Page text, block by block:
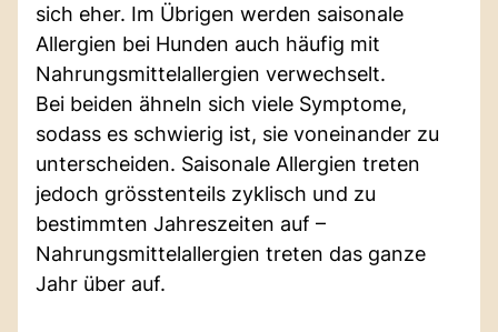
sich eher. Im Übrigen werden saisonale
Allergien bei Hunden auch häufig mit
Nahrungsmittelallergien verwechselt.
Bei beiden ähneln sich viele Symptome,
sodass es schwierig ist, sie voneinander zu
unterscheiden. Saisonale Allergien treten
jedoch grösstenteils zyklisch und zu
bestimmten Jahreszeiten auf –
Nahrungsmittelallergien treten das ganze
Jahr über auf.